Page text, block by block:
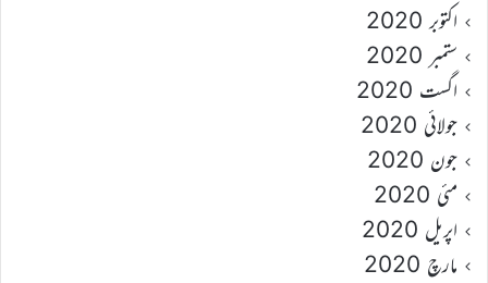
اکتوبر 2020
ستمبر 2020
اگست 2020
جولائی 2020
جون 2020
مئی 2020
اپریل 2020
مارچ 2020